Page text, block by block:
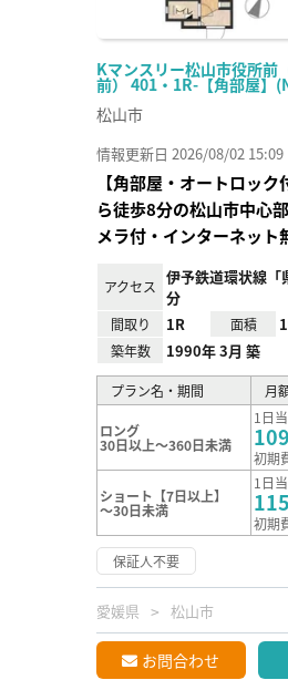
Kマンスリー松山市役所前
前） 401・1R-【角部屋】
松山市
情報更新日 2026/08/02 15:09
【角部屋・オートロッ
ら徒歩8分の松山市中心
メラ付・インターネット
アクセス
伊予鉄道環状線「
分
間取り 1R 面積
築年数 1990年 3月 築
プラン名・期間 月
ロング
30日以上～360日未満
1日
初期
ショート【7日以上】
～30日未満
1日
初期
保証人不要
愛媛県 松山市
お問合わせ